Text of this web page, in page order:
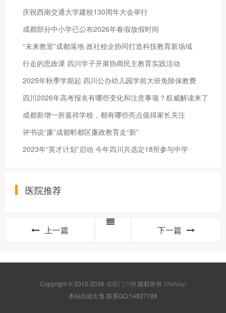
庆祝西南交通大学建校130周年大会举行
成都部分中小学已公布2026年春假放假时间
“未来教室”成都落地 政社校企协同打造科技教育新场域
行走的思政课 四川学子开展协商民主教育实践活动
2025年秋季学期起 四川公办幼儿园学前大班免除保教费
四川2026年高考报名有哪些变化和注意事项？权威解读来了
成都新增一所嘉祥学校，都有哪些亮点值得家长关注
评书说“廉”成都郫都区廉政教育走“新”
2023年“英才计划”启动 今年四川共选定18所参与中学
医院推荐
上一篇 下一篇
Copyright © 2010-2036 成都门户网 版权所有 SiteMap
本站出租出售,联系QQ:14827188